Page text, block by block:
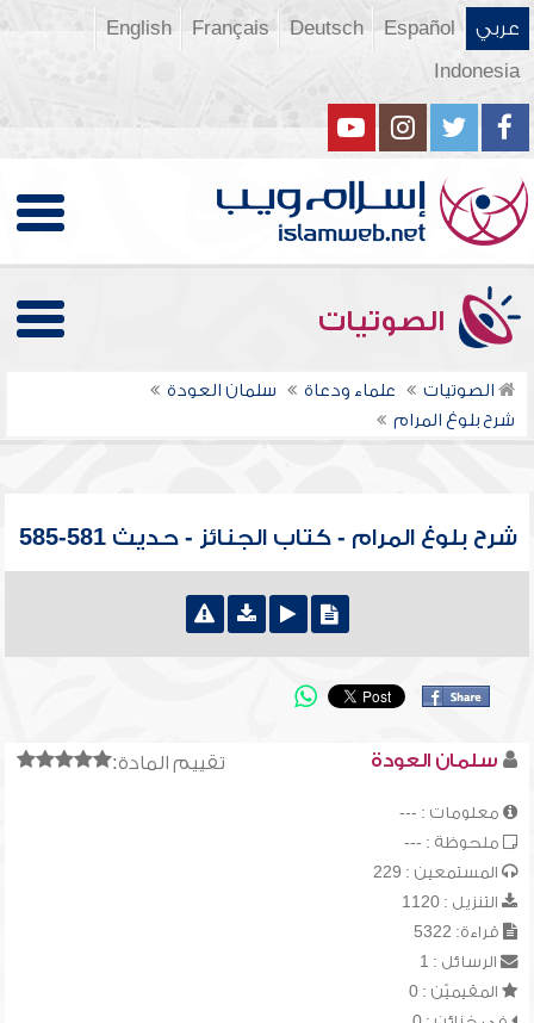
عربي Español
Deutsch
Français
English
Indonesia
الصوتيات
الصوتيات علماء ودعاة
سلمان العودة
شرح بلوغ المرام
شرح بلوغ المرام - كتاب الجنائز - حديث 581-585
تقييم المادة: سلمان العودة
معلومات : ---
ملحوظة : ---
المستمعين : 229
التنزيل : 1120
قراءة: 5322
الرسائل : 1
المقيميّن : 0